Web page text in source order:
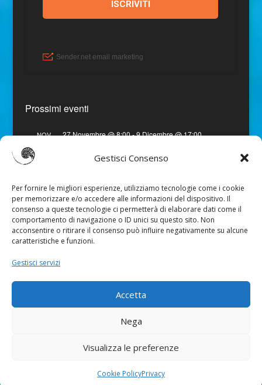
Gestisci Consenso
Per fornire le migliori esperienze, utilizziamo tecnologie come i cookie
per memorizzare e/o accedere alle informazioni del dispositivo. Il
consenso a queste tecnologie ci permetterà di elaborare dati come il
comportamento di navigazione o ID unici su questo sito. Non
acconsentire o ritirare il consenso può influire negativamente su alcune
caratteristiche e funzioni.
Gestisci servizi
Accetta
Nega
Visualizza le preferenze
Cookie PolicyPrivacy
Prossimi eventi
NOV 27 Novembre @ 8:00-9 Dicembre @ 17:00
Riservati